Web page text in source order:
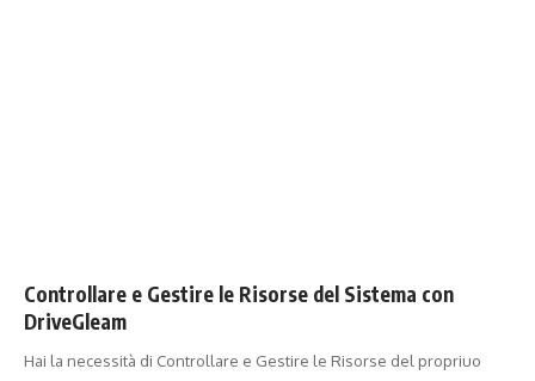
Controllare e Gestire le Risorse del Sistema con
DriveGleam
Hai la necessità di Controllare e Gestire le Risorse del propriuo